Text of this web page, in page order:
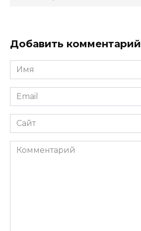
Добавить комментарий
Имя
*
Email
*
Сайт
Комментарий